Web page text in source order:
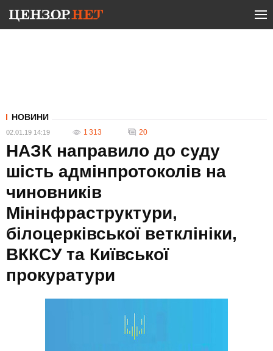
НОВИНИ
02.01.19 14:19 1 313 20
НАЗК направило до суду
шість адмінпротоколів на
чиновників
Мінінфраструктури,
білоцерківської ветклініки,
ВККСУ та Київської
прокуратури